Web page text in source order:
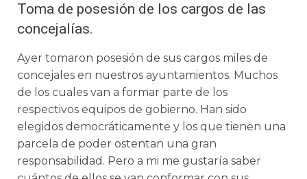
Toma de posesión de los cargos de las
concejalías.
Ayer tomaron posesión de sus cargos miles de
concejales en nuestros ayuntamientos. Muchos
de los cuales van a formar parte de los
respectivos equipos de gobierno. Han sido
elegidos democráticamente y los que tienen una
parcela de poder ostentan una gran
responsabilidad. Pero a mi me gustaría saber